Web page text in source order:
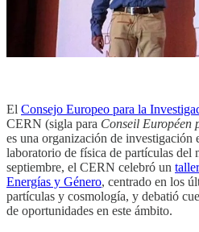
El Consejo Europeo para la
CERN (sigla para Conseil Européen
es una organización de investigación
laboratorio de física de partículas del
septiembre, el CERN celebró un
Energías y Género, centrado en los
partículas y cosmología, y debatió
de oportunidades en este ámbito.